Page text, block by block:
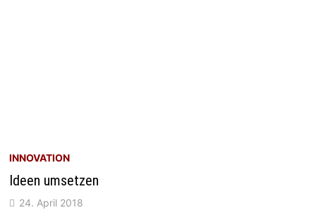
INNOVATION
Ideen umsetzen
24. April 2018